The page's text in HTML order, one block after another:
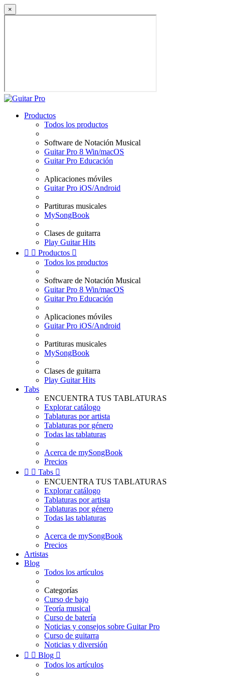
×
Productos
Todos los productos
Software de Notación Musical
Guitar Pro 8 Win/macOS
Guitar Pro Educación
Aplicaciones móviles
Guitar Pro iOS/Android
Partituras musicales
MySongBook
Clases de guitarra
Play Guitar Hits
  Productos 
Todos los productos
Software de Notación Musical
Guitar Pro 8 Win/macOS
Guitar Pro Educación
Aplicaciones móviles
Guitar Pro iOS/Android
Partituras musicales
MySongBook
Clases de guitarra
Play Guitar Hits
Tabs
ENCUENTRA TUS TABLATURAS
Explorar catálogo
Tablaturas por artista
Tablaturas por género
Todas las tablaturas
Acerca de mySongBook
Precios
  Tabs 
ENCUENTRA TUS TABLATURAS
Explorar catálogo
Tablaturas por artista
Tablaturas por género
Todas las tablaturas
Acerca de mySongBook
Precios
Artistas
Blog
Todos los artículos
Categorías
Curso de bajo
Teoría musical
Curso de batería
Noticias y consejos sobre Guitar Pro
Curso de guitarra
Noticias y diversión
  Blog 
Todos los artículos